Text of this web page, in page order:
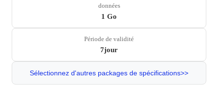
données
1 Go
Période de validité
7jour
Sélectionnez d'autres packages de spécifications>>